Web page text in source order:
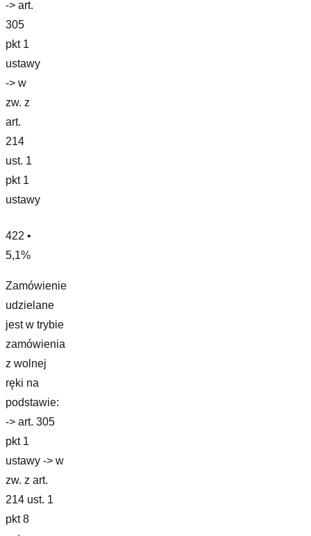
-> art.
305
pkt 1
ustawy
-> w
zw. z
art.
214
ust. 1
pkt 1
ustawy
422 •
5,1%
Zamówienie
udzielane
jest w trybie
zamówienia
z wolnej
ręki na
podstawie:
-> art. 305
pkt 1
ustawy -> w
zw. z art.
214 ust. 1
pkt 8